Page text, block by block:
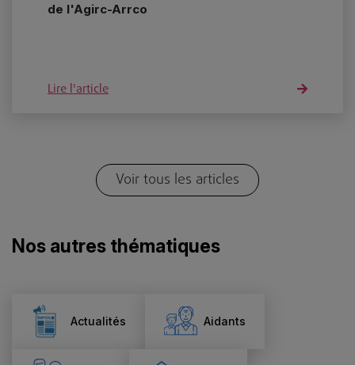
de l'Agirc-Arrco
Lire l'article
Voir tous les articles
Nos autres thématiques
Actualités Aidants